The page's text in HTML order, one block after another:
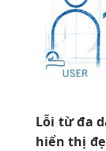
Lỗi từđa
hiển thị